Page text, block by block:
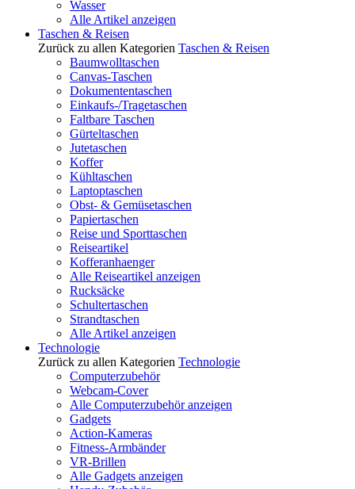
Wasser
Alle Artikel anzeigen
Taschen & Reisen
Zurück zu allen Kategorien Taschen & Reisen
Baumwolltaschen
Canvas-Taschen
Dokumententaschen
Einkaufs-/Tragetaschen
Faltbare Taschen
Gürteltaschen
Jutetaschen
Koffer
Kühltaschen
Laptoptaschen
Obst- & Gemüsetaschen
Papiertaschen
Reise und Sporttaschen
Reiseartikel
Kofferanhaenger
Alle Reiseartikel anzeigen
Rucksäcke
Schultertaschen
Strandtaschen
Alle Artikel anzeigen
Technologie
Zurück zu allen Kategorien Technologie
Computerzubehör
Webcam-Cover
Alle Computerzubehör anzeigen
Gadgets
Action-Kameras
Fitness-Armbänder
VR-Brillen
Alle Gadgets anzeigen